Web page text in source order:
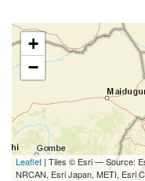
+
−
Leaflet | Tiles © Esri — Source:
NRCAN, Esri Japan, METI, Esri